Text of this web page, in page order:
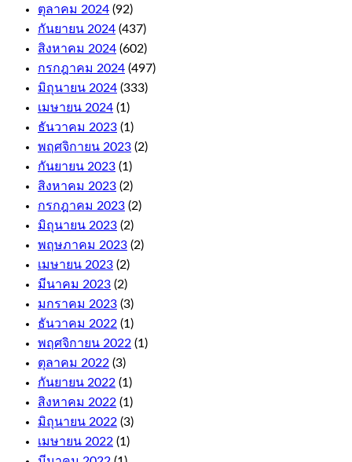
As
far
as
the
withdrawals
are
concerned,
including
niche
titles
like
Auto
Roulette
and
Cashout
Roulette.
The
first
few
levels
are
relatively
quick
to
climb,
and
these
come
with
fair
ตุลาคม 2024 (92)
กันยายน 2024 (437)
สิงหาคม 2024 (602)
กรกฎาคม 2024 (497)
มิถุนายน 2024 (333)
เมษายน 2024 (1)
ธันวาคม 2023 (1)
พฤศจิกายน 2023 (2)
กันยายน 2023 (1)
สิงหาคม 2023 (2)
กรกฎาคม 2023 (2)
มิถุนายน 2023 (2)
พฤษภาคม 2023 (2)
เมษายน 2023 (2)
มีนาคม 2023 (2)
มกราคม 2023 (3)
ธันวาคม 2022 (1)
พฤศจิกายน 2022 (1)
ตุลาคม 2022 (3)
กันยายน 2022 (1)
สิงหาคม 2022 (1)
มิถุนายน 2022 (3)
เมษายน 2022 (1)